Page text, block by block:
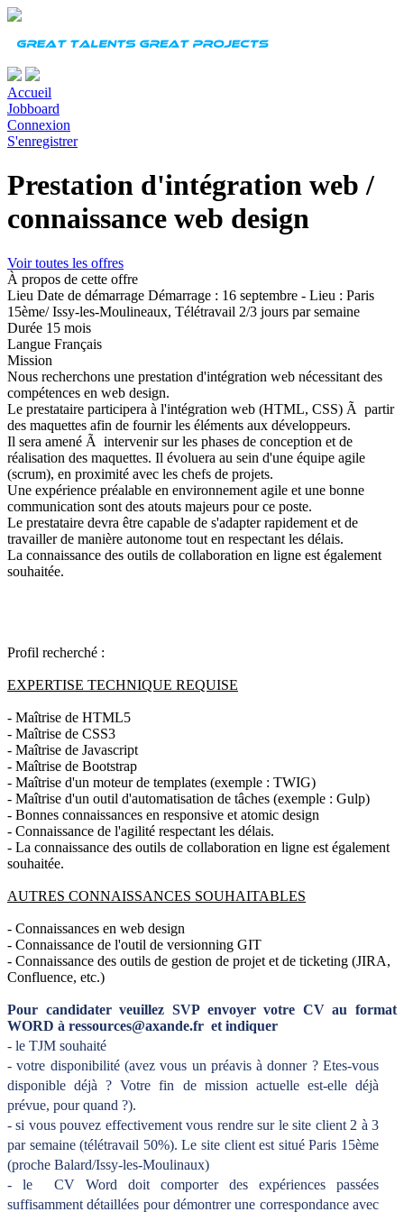
Accueil
Jobboard
Connexion
S'enregistrer
Prestation d'intégration web /
connaissance web design
Voir toutes les offres
À propos de cette offre
Lieu Date de démarrage Démarrage : 16 septembre - Lieu : Paris
15ème/ Issy-les-Moulineaux, Télétravail 2/3 jours par semaine
Durée 15 mois
Langue Français
Mission
Nous recherchons une prestation d'intégration web nécessitant des
compétences en web design.
Le prestataire participera à l'intégration web (HTML, CSS) Ã partir
des maquettes afin de fournir les éléments aux développeurs.
Il sera amené Ã intervenir sur les phases de conception et de
réalisation des maquettes. Il évoluera au sein d'une équipe agile
(scrum), en proximité avec les chefs de projets.
Une expérience préalable en environnement agile et une bonne
communication sont des atouts majeurs pour ce poste.
Le prestataire devra être capable de s'adapter rapidement et de
travailler de manière autonome tout en respectant les délais.
La connaissance des outils de collaboration en ligne est également
souhaitée.
Profil recherché :
EXPERTISE TECHNIQUE REQUISE
- Maîtrise de HTML5
- Maîtrise de CSS3
- Maîtrise de Javascript
- Maîtrise de Bootstrap
- Maîtrise d'un moteur de templates (exemple : TWIG)
- Maîtrise d'un outil d'automatisation de tâches (exemple : Gulp)
- Bonnes connaissances en responsive et atomic design
- Connaissance de l'agilité respectant les délais.
- La connaissance des outils de collaboration en ligne est également
souhaitée.
AUTRES CONNAISSANCES SOUHAITABLES
- Connaissances en web design
- Connaissance de l'outil de versionning GIT
- Connaissance des outils de gestion de projet et de ticketing (JIRA,
Confluence, etc.)
Pour candidater veuillez SVP envoyer votre CV au format
WORD à ressources@axande.fr et indiquer
- le TJM souhaité
- votre disponibilité (avez vous un préavis à donner ? Etes-vous
disponible déjà ? Votre fin de mission actuelle est-elle déjà
prévue, pour quand ?).
- si vous pouvez effectivement vous rendre sur le site client 2 à 3
par semaine (télétravail 50%). Le site client est situé Paris 15ème
(proche Balard/Issy-les-Moulinaux)
- le
CV Word doit comporter des expériences passées
suffisamment détaillées pour démontrer une correspondance avec